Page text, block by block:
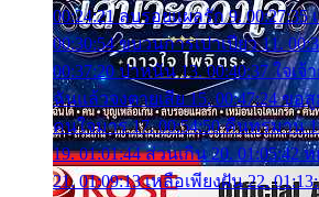
00:24:21 ลบรอยแผลรัก 9.
00:30:54 ขบวนการเปาเปียว 11.
00:37:20 ปาหนัน 13. 00:40:37 ใจเจ้
ฉันแล้วจงตายเสีย 15. 00:47:24 ขอสู
คนใจมาร 17. 00:54:50 คืนทรมาน
19. 01:01:44 ส่วนเกิน 20.
21. 01:09:13 เหลือเพียงฝัน 22.